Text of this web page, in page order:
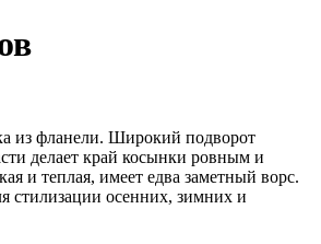
из фланели. Широкий подворот
делает край косынки ровным и
и теплая, имеет едва заметный ворс.
стилизации осенних, зимних и